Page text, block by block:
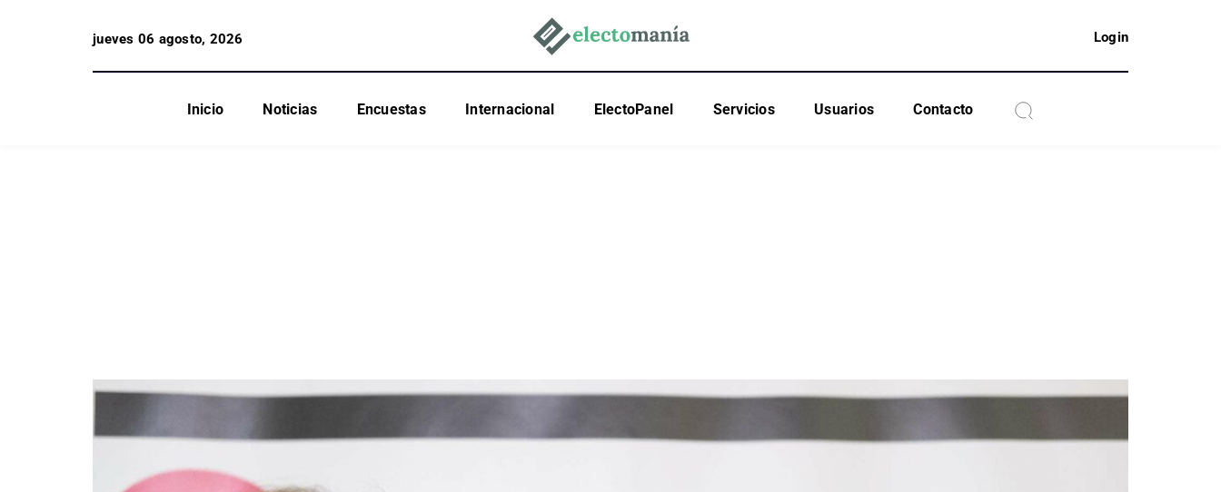
jueves 06 agosto, 2026 Login
Inicio Noticias Encuestas Internacional ElectoPanel Servicios Usuarios Contacto